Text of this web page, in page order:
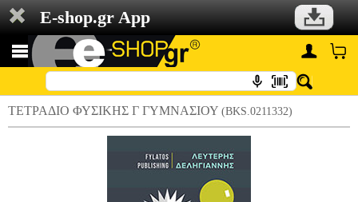
E-shop.gr App
ΤΕΤΡΑΔΙΟ ΦΥΣΙΚΗΣ Γ ΓΥΜΝΑΣΙΟΥ (BKS.0211332)